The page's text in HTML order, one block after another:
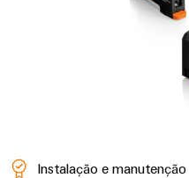
Instalação e